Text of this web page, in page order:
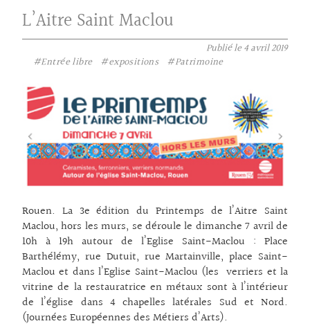
L’Aitre Saint Maclou
Publié le4 avril 2019
#Entrée libre
#expositions #Patrimoine
Rouen. La 3e édition du Printemps de l’Aitre Saint
Maclou, hors les murs, se déroule le dimanche 7 avril de
10h à 19h autour de l’Eglise Saint-Maclou : Place
Barthélémy, rue Dutuit, rue Martainville, place Saint-
Maclou et dans l’Eglise Saint-Maclou (les verriers et la
vitrine de la restauratrice en métaux sont à l’intérieur
de l’église dans 4 chapelles latérales Sud et Nord.
(Journées Européennes des Métiers d’Arts).